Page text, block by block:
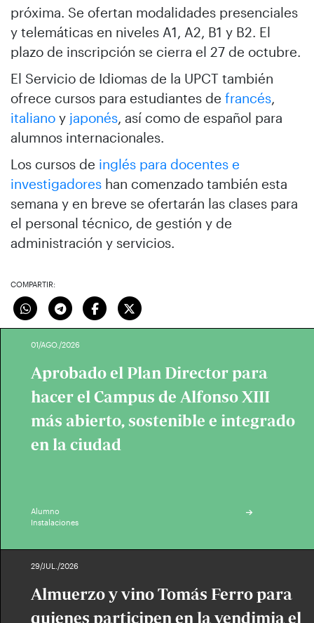
próxima. Se ofertan modalidades presenciales
y telemáticas en niveles A1, A2, B1 y B2. El
plazo de inscripción se cierra el 27 de octubre.
El Servicio de Idiomas de la UPCT también
ofrece cursos para estudiantes de francés,
italiano y japonés, así como de español para
alumnos internacionales.
Los cursos de inglés para docentes e
investigadores han comenzado también esta
semana y en breve se ofertarán las clases para
el personal técnico, de gestión y de
administración y servicios.
COMPARTIR:
01/AGO./2026
Aprobado el Plan Director para
hacer el Campus de Alfonso XIII
más abierto, sostenible e integrado
en la ciudad
Alumno
Instalaciones
29/JUL./2026
Almuerzo y vino Tomás Ferro para
quienes participen en la vendimia el